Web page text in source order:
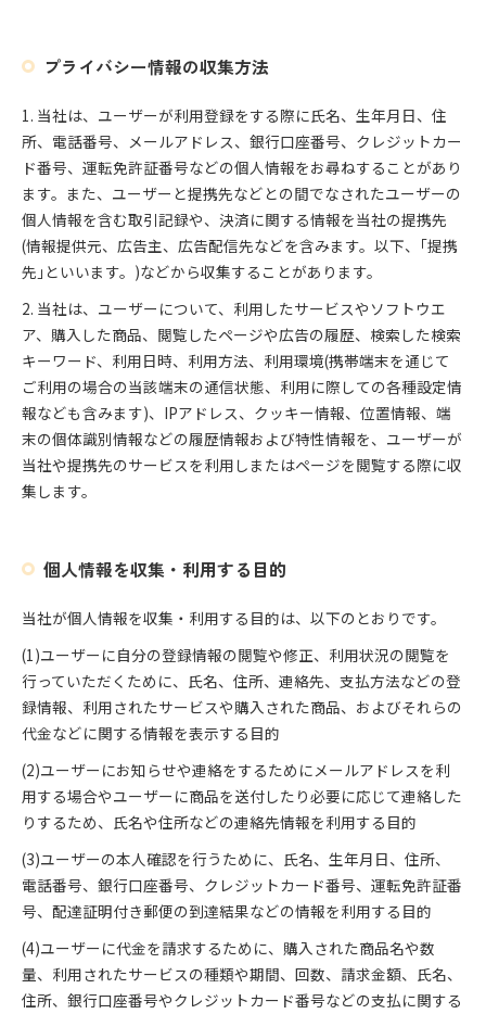
プライバシー情報の収集方法
1. 当社は、ユーザーが利用登録をする際に氏名、生年月日、住
所、電話番号、メールアドレス、銀行口座番号、クレジットカー
ド番号、運転免許証番号などの個人情報をお尋ねすることがあり
ます。また、ユーザーと提携先などとの間でなされたユーザーの
個人情報を含む取引記録や、決済に関する情報を当社の提携先
(情報提供元、広告主、広告配信先などを含みます。以下、｢提携
先｣といいます。)などから収集することがあります。
2. 当社は、ユーザーについて、利用したサービスやソフトウエ
ア、購入した商品、閲覧したページや広告の履歴、検索した検索
キーワード、利用日時、利用方法、利用環境(携帯端末を通じて
ご利用の場合の当該端末の通信状態、利用に際しての各種設定情
報なども含みます)、IPアドレス、クッキー情報、位置情報、端
末の個体識別情報などの履歴情報および特性情報を、ユーザーが
当社や提携先のサービスを利用しまたはページを閲覧する際に収
集します。
個人情報を収集・利用する目的
当社が個人情報を収集・利用する目的は、以下のとおりです。
(1)ユーザーに自分の登録情報の閲覧や修正、利用状況の閲覧を
行っていただくために、氏名、住所、連絡先、支払方法などの登
録情報、利用されたサービスや購入された商品、およびそれらの
代金などに関する情報を表示する目的
(2)ユーザーにお知らせや連絡をするためにメールアドレスを利
用する場合やユーザーに商品を送付したり必要に応じて連絡した
りするため、氏名や住所などの連絡先情報を利用する目的
(3)ユーザーの本人確認を行うために、氏名、生年月日、住所、
電話番号、銀行口座番号、クレジットカード番号、運転免許証番
号、配達証明付き郵便の到達結果などの情報を利用する目的
(4)ユーザーに代金を請求するために、購入された商品名や数
量、利用されたサービスの種類や期間、回数、請求金額、氏名、
住所、銀行口座番号やクレジットカード番号などの支払に関する